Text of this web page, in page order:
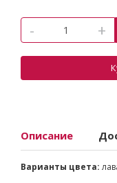
- +
Описание
Варианты цвета: